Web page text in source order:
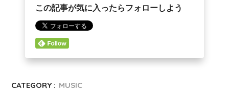
この記事が気に入ったらフォローしよう
CATEGORY : MUSIC